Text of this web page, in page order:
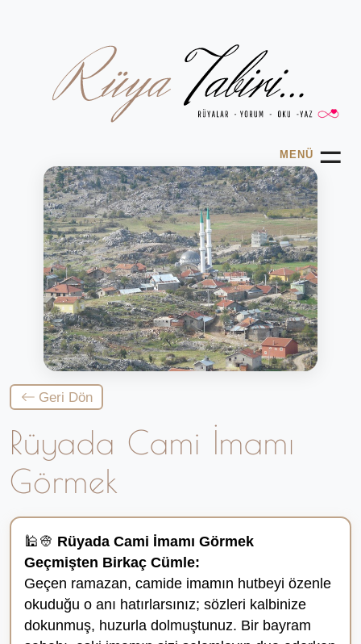
MENÜ ☰
Geri Dön
Rüyada Cami İmamı
Görmek
🕌👳 Rüyada Cami İmamı Görmek
Geçmişten Birkaç Cümle:
Geçen ramazan, camide imamın hutbeyi özenle
okuduğu o anı hatırlarsınız; sözleri kalbinize
dokunmuş, huzurla dolmuştunuz. Bir bayram